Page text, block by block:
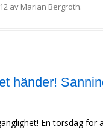
av Marian Bergroth.
händer!
En torsdag för